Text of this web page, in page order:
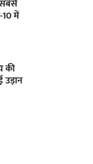
सबसे
10 में
की
उड़ान